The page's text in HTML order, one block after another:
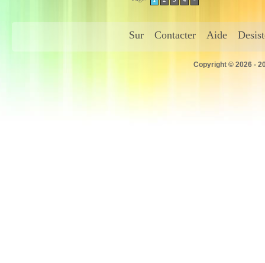
Sur Contacter Aide
Copyright © 2026 -